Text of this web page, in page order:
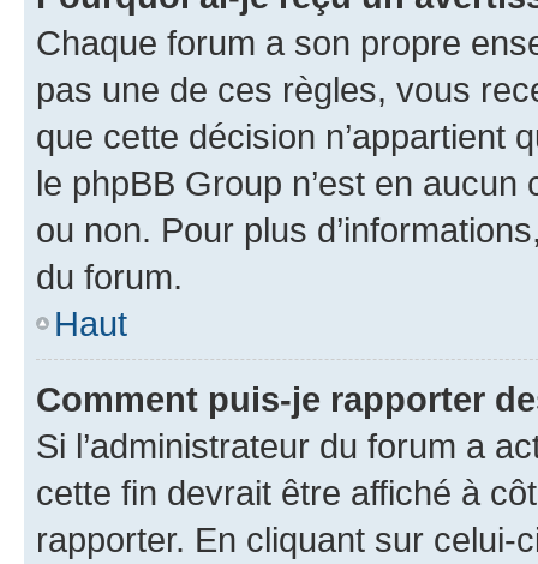
Chaque forum a son propre
pas une de ces règles, vous
que cette décision n’appartient
le phpBB Group n’est en
ou non. Pour plus
du forum.
Haut
Comment puis-je rapporter
Si l’administrateur du forum a
cette fin devrait être affiché à
rapporter. En cliquant sur